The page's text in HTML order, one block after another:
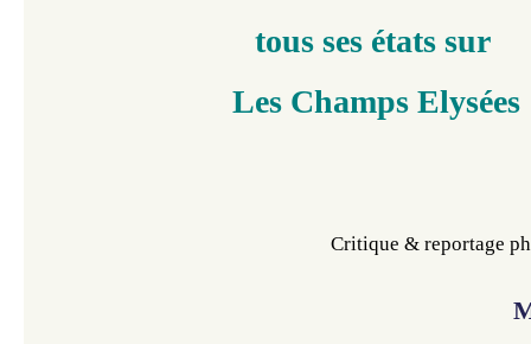
tous ses états sur
Les Champs Elysées
Critique & reportage